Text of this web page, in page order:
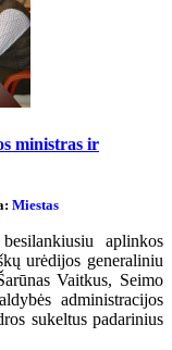
ministras ir
Miestas
aplinkos
urėdijos generaliniu
Vaitkus, Seimo
administracijos
sukeltus padarinius